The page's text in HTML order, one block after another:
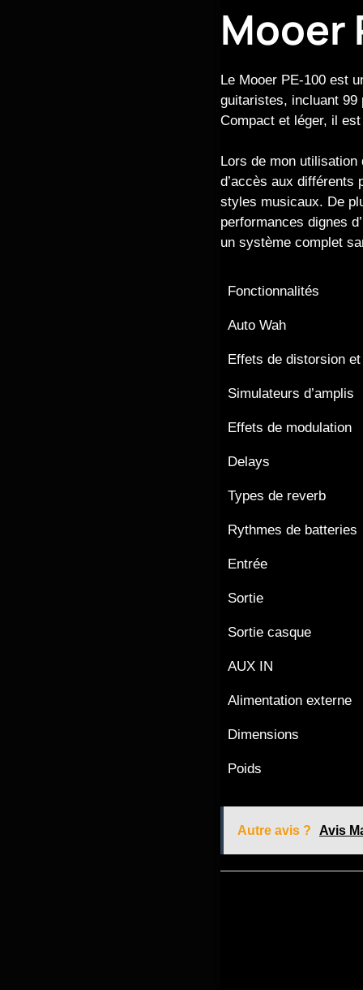
Mooer
Le Mooer PE-100 est
guitaristes, incluant 99
Compact et léger, il
Lors de mon utilisation
d’accès aux différents
styles musicaux. De
performances dignes
un système complet
Fonctionnalités
Auto Wah
Effets de distorsion et
Simulateurs d’amplis
Effets de modulation
Delays
Types de reverb
Rythmes de batteries
Entrée
Sortie
Sortie casque
AUX IN
Alimentation externe
Dimensions
Poids
Autre avis ? Avis